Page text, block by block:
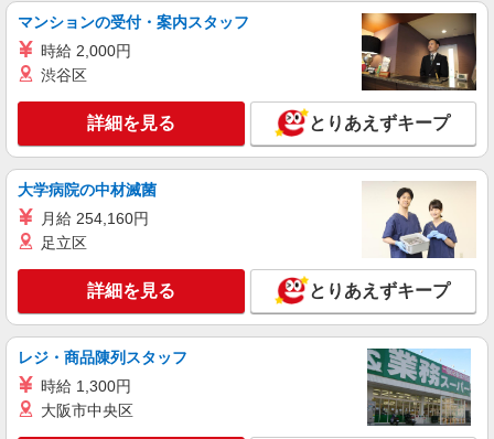
キープ 詳細を見る
株式会社kotrio /●YK-S-2083258
住宅型有料老人ホームSTAFF＊負担少なめで
資格勉強と両立可♪
【正社員】月給240,000〜400,000円 ・基本
給：200,000円〜220,000円 ・資格手当：10,000〜
30,000円 ・役職手当：10,000〜70,000円 ・処遇改
善手当：20,000〜60,000円（勤続年数、保有資格
により変動） ・固定残業手当：20,000円（10時
間） ※固定残業時間を超過する場合には超過勤務
手当として別途支給 ・夜勤手当：10,000円/1回
（上記給与とは別に支給） 下記資格をお持ちの方
歓迎 ・認知症介護基礎研修 ・初任者研修 ・実務
者研修 ・介護福祉士 など
キープ 詳細を見る
株式会社kotrio /●YK-S-2098369
≪天王町駅≫高月給24万〜/賞与年2回｜就労支
【正社員】月給240,000〜400,000円 ・基本
マンションの受付・案内スタッフ
時給 2,000円
渋谷区
詳細を見る とりあえずキープ
大学病院の中材滅菌
月給 254,160円
足立区
詳細を見る とりあえずキープ
レジ・商品陳列スタッフ
時給 1,300円
大阪市中央区